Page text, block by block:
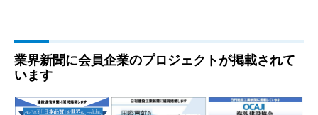
業界新聞に会員企業のプロジェクトが掲載されて
います